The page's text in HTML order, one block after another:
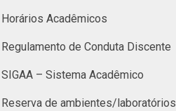
Horários Acadêmicos
Regulamento de Conduta Discente
SIGAA – Sistema Acadêmico
Reserva de ambientes/laboratórios